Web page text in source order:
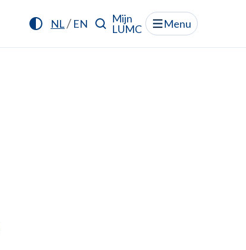
NL/ EN
Mijn
LUMC
Menu